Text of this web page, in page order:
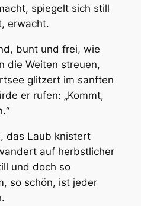
spiegelt sich still
erwacht.
bunt und frei, wie
die Weiten streuen,
glitzert im sanften
er rufen: „Kommt,
das Laub knistert
auf herbstlicher
und doch so
so schön, ist jeder